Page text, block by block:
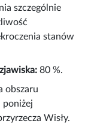
szczególnie
stanów
80 %.
obszaru
poniżej
Wisły.